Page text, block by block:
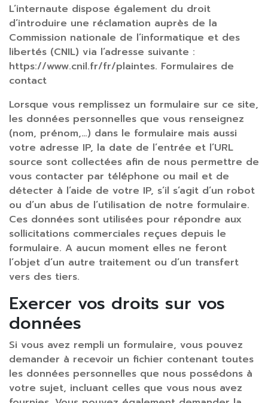
L’internaute dispose également du droit
d’introduire une réclamation auprès de la
Commission nationale de l’informatique et des
libertés (CNIL) via l’adresse suivante :
https://www.cnil.fr/fr/plaintes. Formulaires de
contact
Lorsque vous remplissez un formulaire sur ce site,
les données personnelles que vous renseignez
(nom, prénom,…) dans le formulaire mais aussi
votre adresse IP, la date de l’entrée et l’URL
source sont collectées afin de nous permettre de
vous contacter par téléphone ou mail et de
détecter à l’aide de votre IP, s’il s’agit d’un robot
ou d’un abus de l’utilisation de notre formulaire.
Ces données sont utilisées pour répondre aux
sollicitations commerciales reçues depuis le
formulaire. A aucun moment elles ne feront
l’objet d’un autre traitement ou d’un transfert
vers des tiers.
Exercer vos droits sur vos
données
Si vous avez rempli un formulaire, vous pouvez
demander à recevoir un fichier contenant toutes
les données personnelles que nous possédons à
votre sujet, incluant celles que vous nous avez